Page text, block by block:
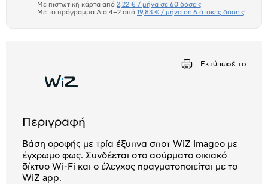
Πιστωτική κάρτα
Με πιστωτική κάρτα από 2,22 € / μήνα σε 60 δόσεις
Με το πρόγραμμα Δια 4+2 από 19,83 € / μήνα σε 6 άτοκες δόσεις
Εκτύπωσέ το
Περιγραφή
Βάση οροφής με τρία έξυπνα σποτ WiZ Imageo με
έγχρωμο φως. Συνδέεται στο ασύρματο οικιακό
δίκτυο Wi-Fi και ο έλεγχος πραγματοποιείται με το
WiZ app.